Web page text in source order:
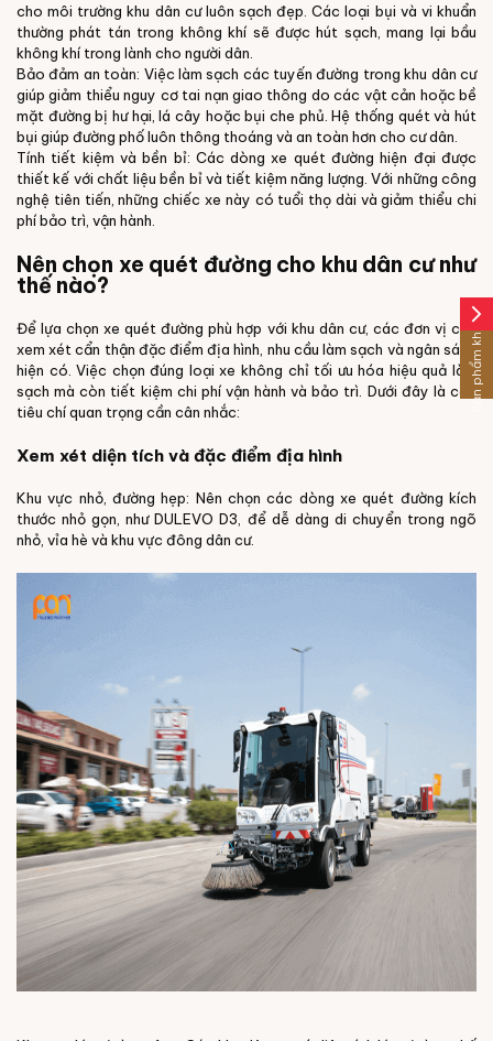
cho môi trường khu dân cư luôn sạch đẹp. Các loại bụi và vi khuẩn
thường phát tán trong không khí sẽ được hút sạch, mang lại bầu
không khí trong lành cho người dân.
Bảo đảm an toàn: Việc làm sạch các tuyến đường trong khu dân cư
giúp giảm thiểu nguy cơ tai nạn giao thông do các vật cản hoặc bề
mặt đường bị hư hại, lá cây hoặc bụi che phủ. Hệ thống quét và hút
bụi giúp đường phố luôn thông thoáng và an toàn hơn cho cư dân.
Tính tiết kiệm và bền bỉ: Các dòng xe quét đường hiện đại được
thiết kế với chất liệu bền bỉ và tiết kiệm năng lượng. Với những công
nghệ tiên tiến, những chiếc xe này có tuổi thọ dài và giảm thiểu chi
phí bảo trì, vận hành.
Nên chọn xe quét đường cho khu dân cư như
thế nào?
Để lựa chọn xe quét đường phù hợp với khu dân cư, các đơn vị cần
xem xét cẩn thận đặc điểm địa hình, nhu cầu làm sạch và ngân sách
hiện có. Việc chọn đúng loại xe không chỉ tối ưu hóa hiệu quả làm
sạch mà còn tiết kiệm chi phí vận hành và bảo trì. Dưới đây là các
tiêu chí quan trọng cần cân nhắc:
Xem xét diện tích và đặc điểm địa hình
Khu vực nhỏ, đường hẹp: Nên chọn các dòng xe quét đường kích
thước nhỏ gọn, như DULEVO D3, để dễ dàng di chuyển trong ngõ
nhỏ, vỉa hè và khu vực đông dân cư.
arrow_forward_ios
Sản phẩm khác